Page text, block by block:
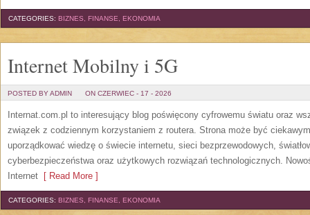
CATEGORIES: BIZNES, FINANSE, EKONOMIA
Internet Mobilny i 5G
POSTED BY ADMIN ON CZERWIEC - 17 - 2026
Internat.com.pl to interesujący blog poświęcony cyfrowemu światu oraz
związek z codziennym korzystaniem z routera. Strona może być
uporządkować wiedzę o świecie internetu, sieci bezprzewodowych,
cyberbezpieczeństwa oraz użytkowych rozwiązań technologicznych.
Internet [ Read More ]
CATEGORIES: BIZNES, FINANSE, EKONOMIA